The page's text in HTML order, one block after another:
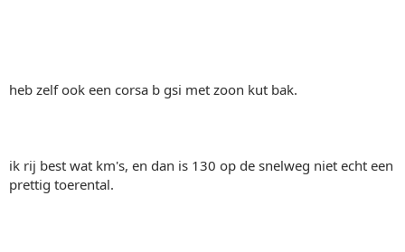
heb zelf ook een corsa b gsi met zoon kut bak.
ik rij best wat km's, en dan is 130 op de snelweg niet echt een
prettig toerental.